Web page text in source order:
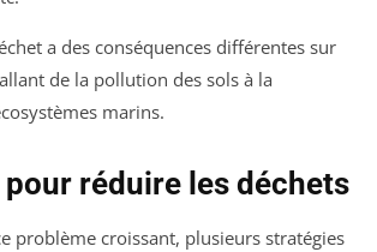
a des conséquences différentes sur
de la pollution des sols à la
marins.
réduire les déchets
problème croissant, plusieurs stratégies